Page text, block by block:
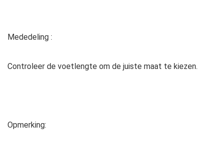
Mededeling :
Controleer de voetlengte om de juiste maat te kiezen.
Opmerking: